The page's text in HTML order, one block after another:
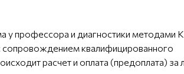
у профессора и диагностики методами
сопровождением квалифицированного
расчет и оплата (предоплата) за